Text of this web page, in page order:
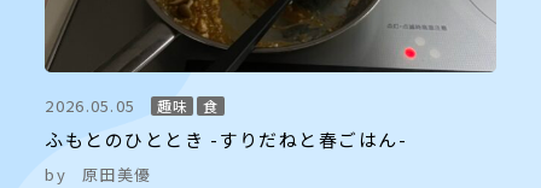
2026.05.05 趣味 食
ふもとのひととき -すりだねと春ごはん-
by 原田美優